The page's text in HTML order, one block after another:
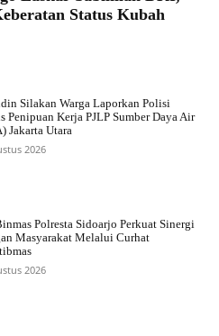
Status Kubah
Silakan Warga Laporkan Polisi
Penipuan Kerja PJLP Sumber Daya Air
Jakarta Utara
2026
Polresta Sidoarjo Perkuat Sinergi
Masyarakat Melalui Curhat
2026